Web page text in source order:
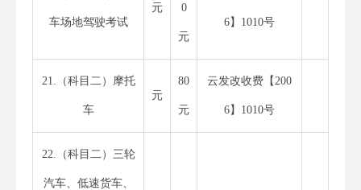
车场地驾驶考试
元 0
元
6】1010号
21.（科目二）摩托
车
元
80
元
云发改收费【200
6】1010号
22.（科目二）三轮
汽车、低速货车、